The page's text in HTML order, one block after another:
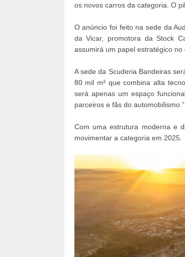
os novos carros da categoria. O
O anúncio foi feito na sede da
da Vicar, promotora da Stock
assumirá um papel estratégico no
A sede da Scuderia Bandeiras
80 mil m² que combina alta
será apenas um espaço
parceiros e fãs do automobilismo.”
Com uma estrutura moderna e
movimentar a categoria em 2025.